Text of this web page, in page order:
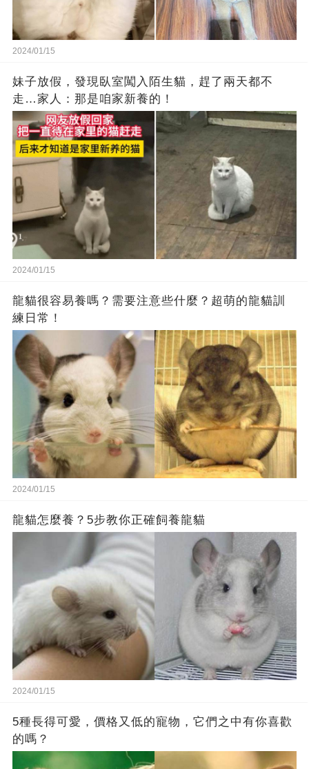
2024/01/15
妹子放假，發現臥室闖入陌生貓，趕了兩天都不
走…家人：那是咱家新養的！
2024/01/15
龍貓很容易養嗎？需要注意些什麼？超萌的龍貓訓
練日常！
2024/01/15
龍貓怎麼養？5步教你正確飼養龍貓
2024/01/15
5種長得可愛，價格又低的寵物，它們之中有你喜歡
的嗎？